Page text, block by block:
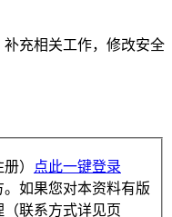
补充相关工作，修改安全
）
点此一键登录
如果您对本资料有版
联系方式详见页